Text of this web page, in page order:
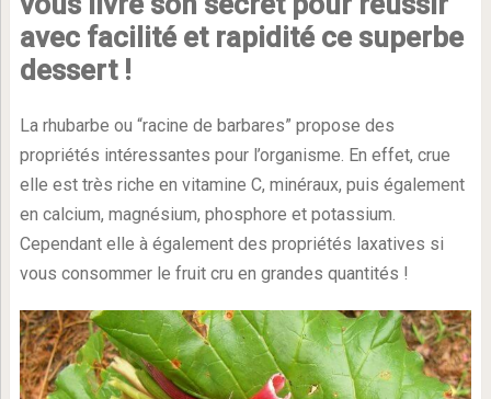
avec facilité et rapidité ce superbe
dessert !
La rhubarbe ou “racine de barbares” propose des
propriétés intéressantes pour l’organisme. En effet, crue
elle est très riche en vitamine C, minéraux, puis également
en calcium, magnésium, phosphore et potassium.
Cependant elle à également des propriétés laxatives si
vous consommer le fruit cru en grandes quantités !